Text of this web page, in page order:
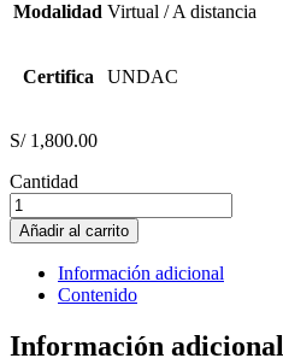
Modalidad Virtual / A distancia
Certifica UNDAC
S/1,800.00
Cantidad
INDUSTRIA
ALIMENTARIA
cantidad
Añadir al carrito
Información adicional
Contenido
Información adicional